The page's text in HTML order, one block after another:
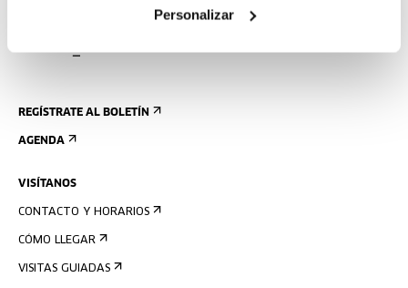
Personalizar
REGÍSTRATE AL BOLETÍN
AGENDA
VISÍTANOS
CONTACTO Y HORARIOS
CÓMO LLEGAR
VISITAS GUIADAS